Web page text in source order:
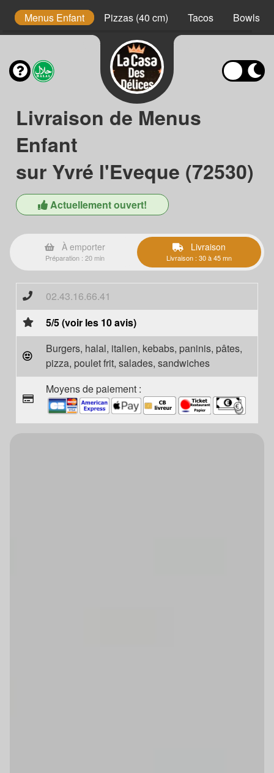
Menus Enfant Pizzas (40 cm) Tacos Bowls
Livraison de Menus
Enfant
sur Yvré l'Eveque (72530)
Actuellement ouvert!
À emporter
Préparation : 20 min
Livraison
Livraison : 30 à 45 mn
02.43.16.66.41
5/5 (voir les 10 avis)
Burgers, halal, italien, kebabs, paninis, pâtes,
pizza, poulet frit, salades, sandwiches
Moyens de paiement :